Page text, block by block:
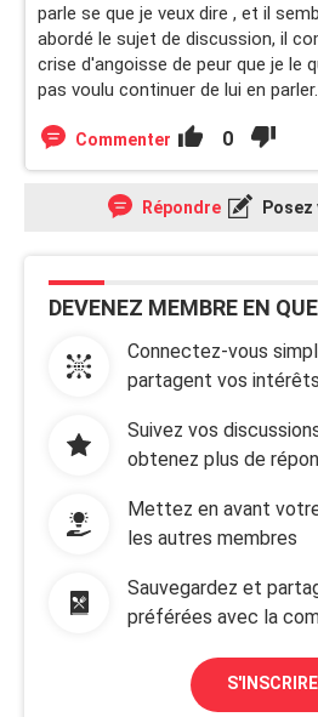
parle se que je veux dire , et il
abordé le sujet de discussion, il
crise d'angoisse de peur que je le
pas voulu continuer de lui en
Commenter 0
Répondre
DEVENEZ MEMBRE EN
Connectez-vous
partagent vos intérêts
Suivez vos
obtenez plus de
Mettez en avant
les autres membres
Sauvegardez et
préférées avec la
S'INSCRIRE